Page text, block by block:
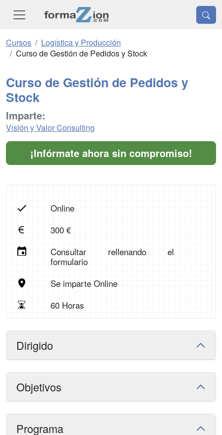
Cursos
Logística y Producción
Curso de Gestión de Pedidos y Stock
Curso de Gestión de Pedidos y
Stock
Imparte:
Visión y Valor Consulting
¡Infórmate ahora sin compromiso!
Online
300 €
Consultar rellenando el
formulario
Se imparte Online
60 Horas
Dirigido
Objetivos
Programa